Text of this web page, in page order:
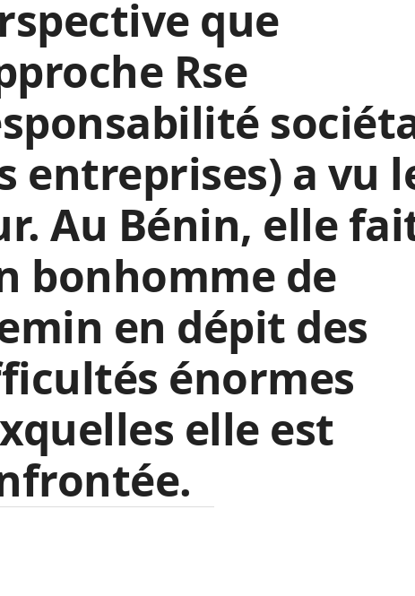
que
Rse
entreprises) a vu
Au Bénin, elle
bonhomme de
en dépit des
énormes
elle est